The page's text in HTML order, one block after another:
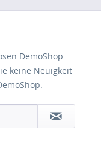
DemoShop
keine Neuigkeit